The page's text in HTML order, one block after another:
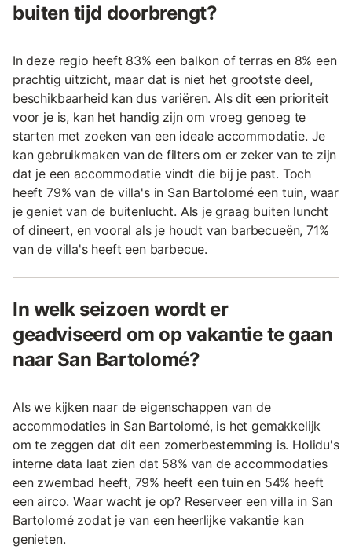
buiten tijd doorbrengt?
In deze regio heeft 83% een balkon of terras en 8% een
prachtig uitzicht, maar dat is niet het grootste deel,
beschikbaarheid kan dus variëren. Als dit een prioriteit
voor je is, kan het handig zijn om vroeg genoeg te
starten met zoeken van een ideale accommodatie. Je
kan gebruikmaken van de filters om er zeker van te zijn
dat je een accommodatie vindt die bij je past. Toch
heeft 79% van de villa's in San Bartolomé een tuin, waar
je geniet van de buitenlucht. Als je graag buiten luncht
of dineert, en vooral als je houdt van barbecueën, 71%
van de villa's heeft een barbecue.
In welk seizoen wordt er
geadviseerd om op vakantie te gaan
naar San Bartolomé?
Als we kijken naar de eigenschappen van de
accommodaties in San Bartolomé, is het gemakkelijk
om te zeggen dat dit een zomerbestemming is. Holidu's
interne data laat zien dat 58% van de accommodaties
een zwembad heeft, 79% heeft een tuin en 54% heeft
een airco. Waar wacht je op? Reserveer een villa in San
Bartolomé zodat je van een heerlijke vakantie kan
genieten.